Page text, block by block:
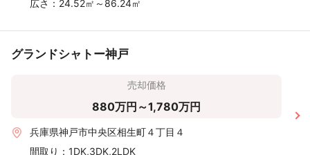
広さ： 24.52㎡～86.24㎡
グランドシャトー神戸
売却価格
880万円～1,780万円
兵庫県神戸市中央区相生町４丁目４
間取り： 1DK,3DK,2LDK